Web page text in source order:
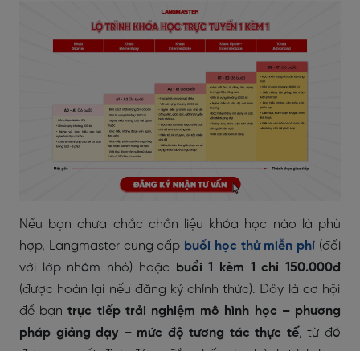
Nếu bạn chưa chắc chắn liệu khóa học nào là phù
hợp, Langmaster cung cấp buổi học thử miễn phí (đối
với lớp nhóm nhỏ) hoặc
buổi 1 kèm 1 chỉ 150.000đ
(được hoàn lại nếu đăng ký chính thức). Đây là cơ hội
để bạntrực tiếp trải nghiệm mô hình học – phương
pháp giảng dạy – mức độ tương tác thực tế, từ đó